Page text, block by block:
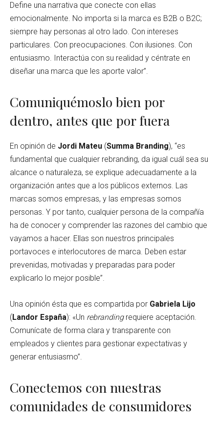
Define una narrativa que conecte con ellas
emocionalmente. No importa si la marca es B2B o B2C;
siempre hay personas al otro lado. Con intereses
particulares. Con preocupaciones. Con ilusiones. Con
entusiasmo. Interactúa con su realidad y céntrate en
diseñar una marca que les aporte valor”.
Comuniquémoslo bien por
dentro, antes que por fuera
En opinión de Jordi Mateu (Summa Branding), “es
fundamental que cualquier rebranding, da igual cuál sea su
alcance o naturaleza, se explique adecuadamente a la
organización antes que a los públicos externos. Las
marcas somos empresas, y las empresas somos
personas. Y por tanto, cualquier persona de la compañía
ha de conocer y comprender las razones del cambio que
vayamos a hacer. Ellas son nuestros principales
portavoces e interlocutores de marca. Deben estar
prevenidas, motivadas y preparadas para poder
explicarlo lo mejor posible”.
Una opinión ésta que es compartida por Gabriela Lijo
( Landor España): «Un rebranding requiere aceptación.
Comunícate de forma clara y transparente con
empleados y clientes para gestionar expectativas y
generar entusiasmo”.
Conectemos con nuestras
comunidades de consumidores